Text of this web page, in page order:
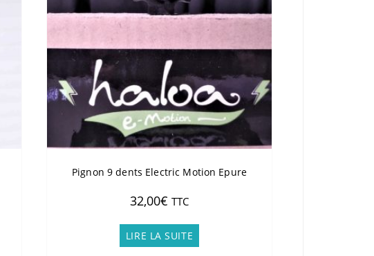
Pignon 9 dents Electric Motion Epure
32,00€ TTC
LIRE LA SUITE